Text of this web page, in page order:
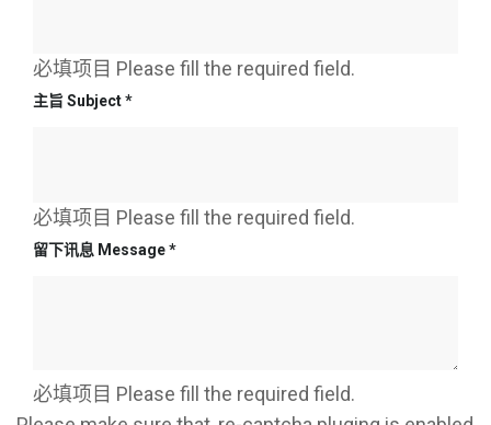
必填项目 Please fill the required field.
主旨 Subject*
必填项目 Please fill the required field.
留下讯息 Message*
必填项目 Please fill the required field.